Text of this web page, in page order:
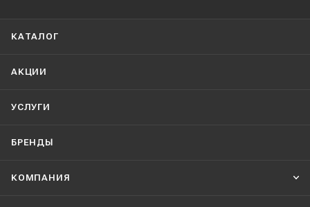
КАТАЛОГ
АКЦИИ
УСЛУГИ
БРЕНДЫ
КОМПАНИЯ